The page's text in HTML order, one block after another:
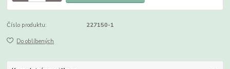
Číslo produktu: 227150-1
Do oblíbených